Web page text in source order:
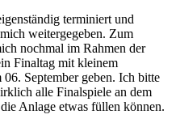
terminiert und
weitergegeben. Zum
nochmal im Rahmen der
Finaltag mit kleinem
September geben. Ich bitte
alle Finalspiele an dem
Anlage etwas füllen können.